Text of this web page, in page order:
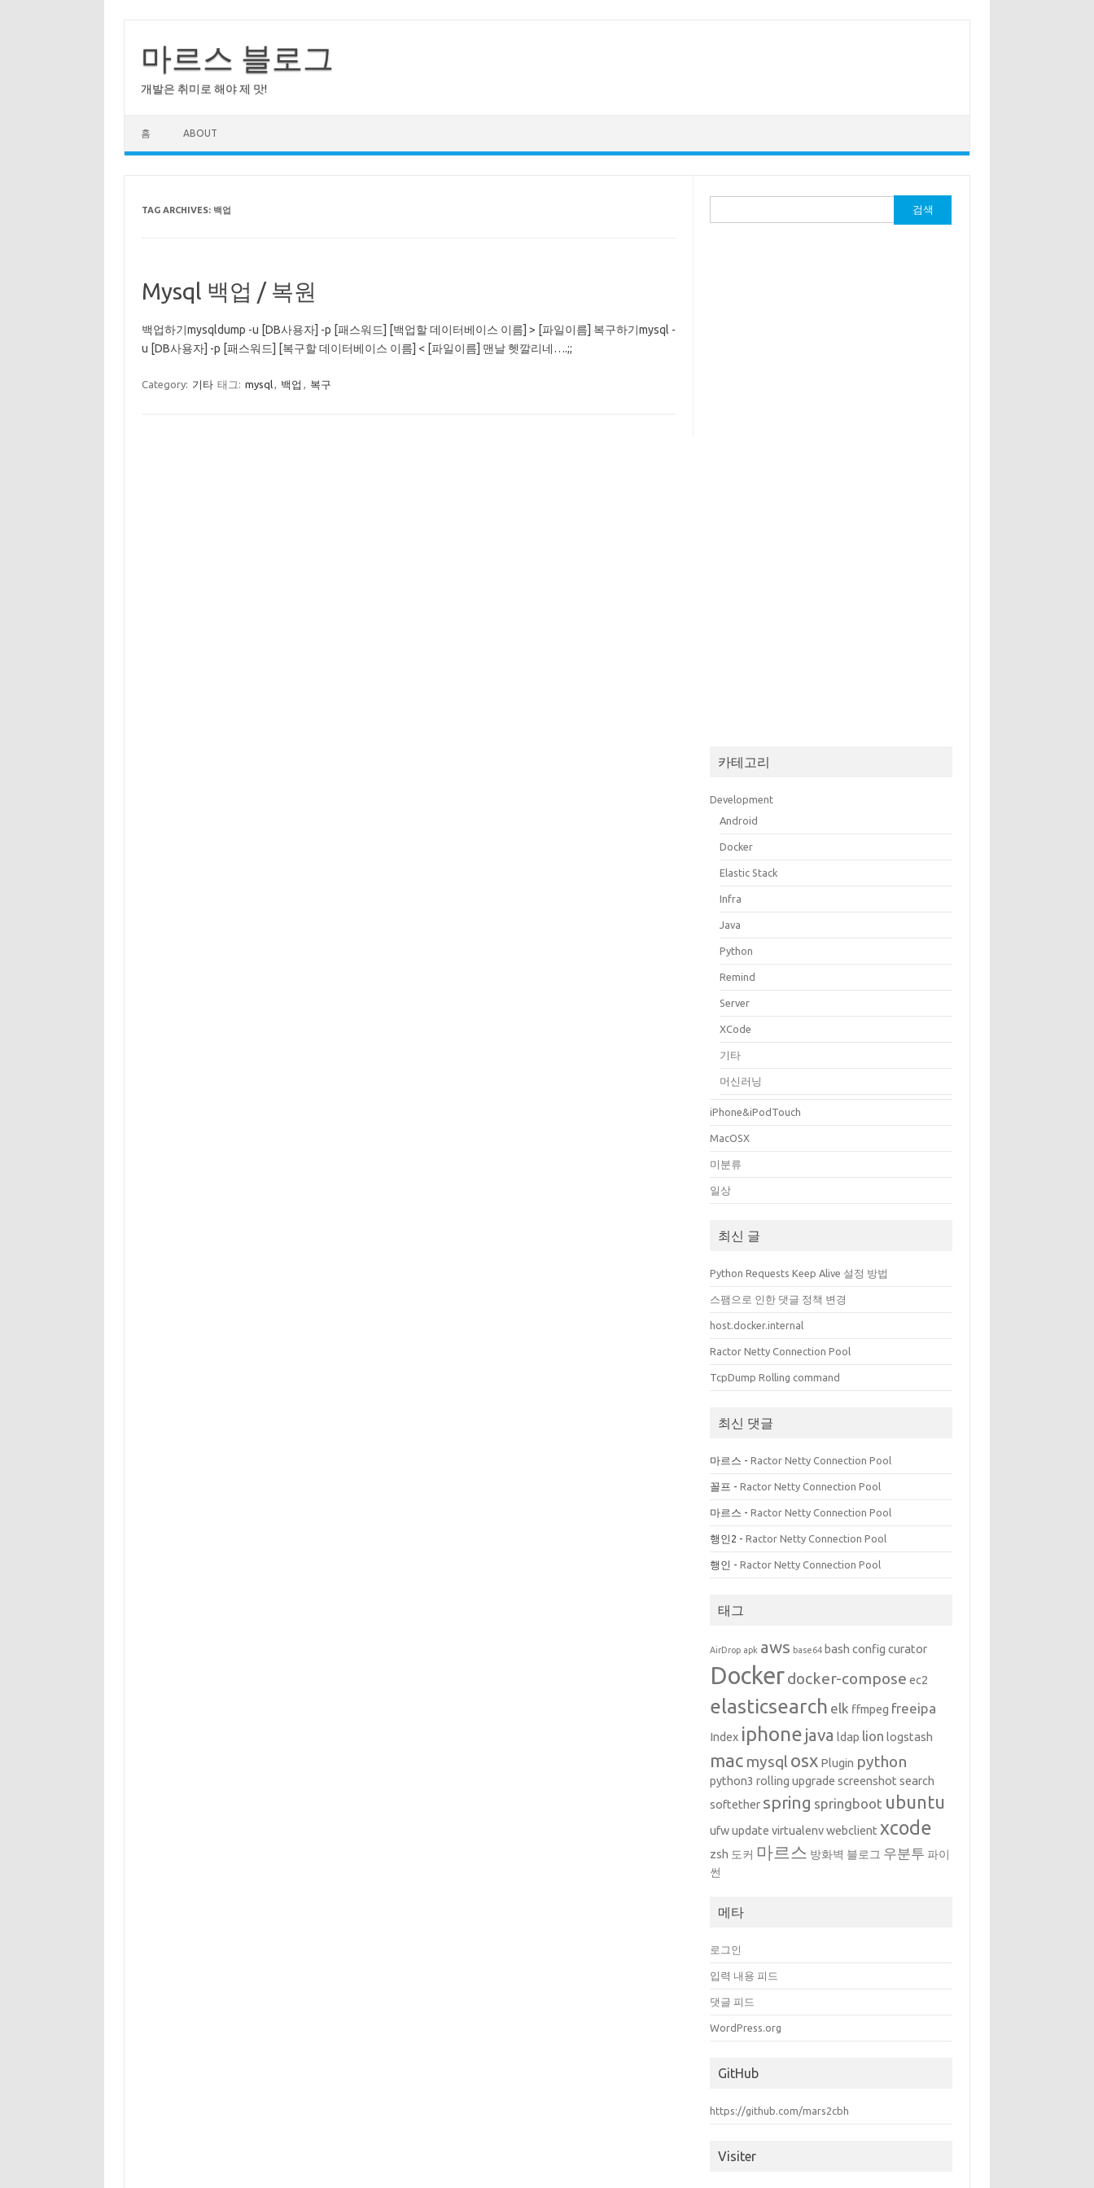
content마르스 블로그
개발은 취미로 해야 제 맛!
홈 ABOUT
TAG ARCHIVES: 백업
Mysql 백업 / 복원
백업하기mysqldump -u [DB사용자] -p [패스워드] [백업할 데이터베이스 이름] > [파일이름] 복구하기mysql -
u [DB사용자] -p [패스워드] [복구할 데이터베이스 이름] < [파일이름] 맨날 헷깔리네….;;
Category: 기타 태그: mysql, 백업 , 복구
색:
카테고리
Development
Android
Docker
Elastic Stack
Infra
Java
Python
Remind
Server
XCode
기타
머신러닝
iPhone&iPodTouch
MacOSX
미분류
일상
최신 글
Python Requests Keep Alive 설정 방법
스팸으로 인한 댓글 정책 변경
host.docker.internal
Ractor Netty Connection Pool
TcpDump Rolling command
최신 댓글
마르스 -Ractor Netty Connection Pool
꼴프 -Ractor Netty Connection Pool
마르스 -Ractor Netty Connection Pool
행인2 -Ractor Netty Connection Pool
행인 -Ractor Netty Connection Pool
태그
AirDrop apk aws base64 bash config curator
Dockerdocker-compose ec2
elasticsearch elk ffmpeg freeipa
Index iphone java ldap lion logstash
mac mysql osx Plugin python
python3 rolling upgrade screenshot search
softether spring springboot ubuntu
ufw update virtualenv webclient xcode
zsh 도커 마르스 방화벽 블로그 우분투 파이
썬
메타
로그인
입력 내용 피드
댓글 피드
WordPress.org
GitHub
https://github.com/mars2cbh
Visiter